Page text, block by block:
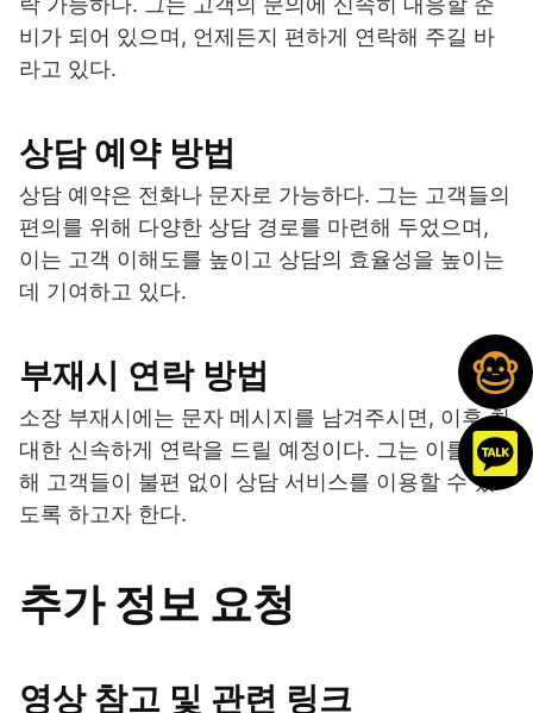
비가 되어 있으며, 언제든지 편하게 연락해 주길 바
라고 있다.
상담 예약 방법
상담 예약은 전화나 문자로 가능하다. 그는 고객들의
편의를 위해 다양한 상담 경로를 마련해 두었으며,
이는 고객 이해도를 높이고 상담의 효율성을 높이는
데 기여하고 있다.
부재시 연락 방법
소장 부재시에는 문자 메시지를 남겨주시면, 이후 최
대한 신속하게 연락을 드릴 예정이다. 그는 이를 통
해 고객들이 불편 없이 상담 서비스를 이용할 수 있
도록 하고자 한다.
추가 정보 요청
영상 참고 및 관련 링크